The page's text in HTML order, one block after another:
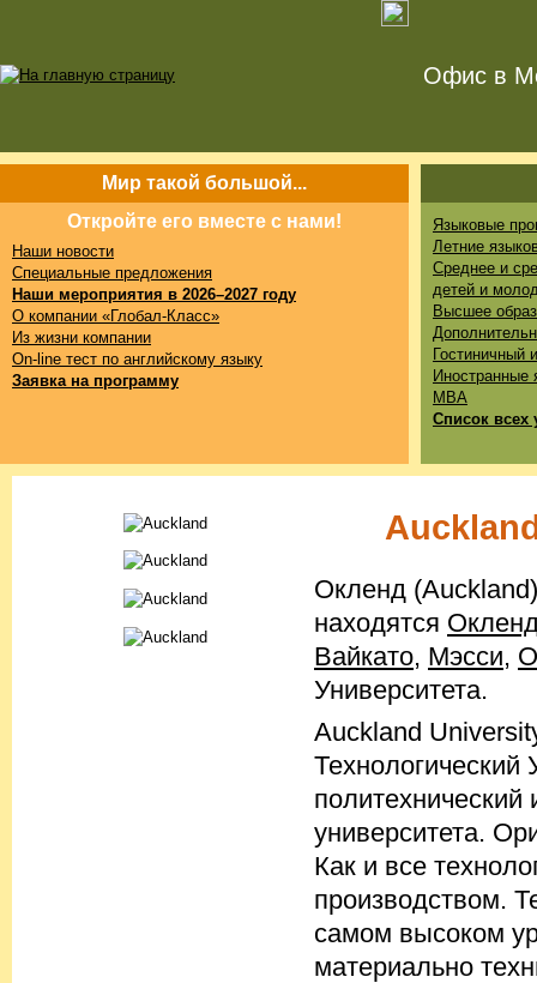
Офис в
Мир такой большой...
Откройте его вместе с нами!
Наши новости
Специальные предложения
Наши мероприятия в 2026–2027 году
О компании «Глобал-Класс»
Из жизни компании
On-line тест по английскому языку
Заявка на программу
Языковые
Летние
Среднее и
детей и
Высшее
Гостиничный
Иностранные
MBA
Список всех
Окленд
находятся
Вайкато, Мэсси,
Университета.
Auckland
Технологический
политехнический
университета.
Как и все
производством.
самом высоком
материально